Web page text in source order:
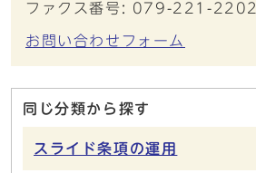
ファクス番号: 079-221-2202
お問い合わせフォーム
同じ分類から探す
スライド条項の運用